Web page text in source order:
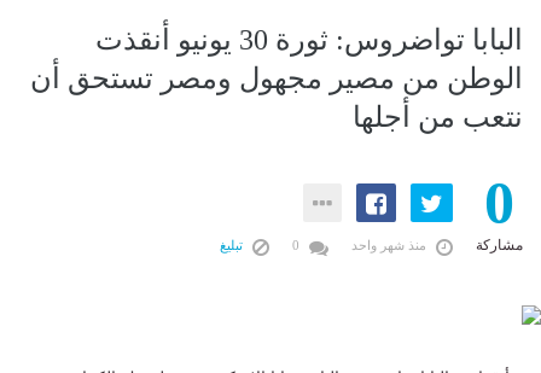
البابا تواضروس: ثورة 30 يونيو أنقذت
الوطن من مصير مجهول ومصر تستحق أن
نتعب من أجلها
0
مشاركة منذ شهر واحد تبليغ